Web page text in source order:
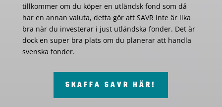
tillkommer om du köper en utländsk fond som då
har en annan valuta, detta gör att SAVR inte är lika
bra när du investerar i just utländska fonder. Det är
dock en super bra plats om du planerar att handla
svenska fonder.
SKAFFA SAVR HÄR!